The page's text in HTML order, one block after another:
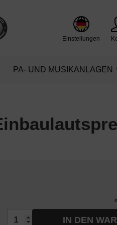
Einstellungen
PA- UND MUSIKANLAGEN
IN DEN